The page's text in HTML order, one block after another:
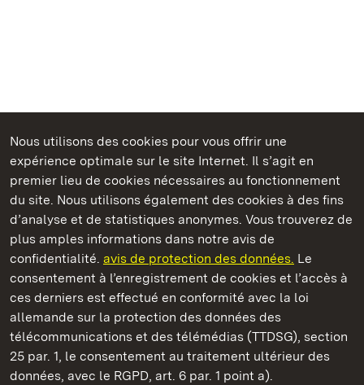
Nous utilisons des cookies pour vous offrir une
expérience optimale sur le site Internet. Il s’agit en
premier lieu de cookies nécessaires au fonctionnement
du site. Nous utilisons également des cookies à des fins
d’analyse et de statistiques anonymes. Vous trouverez de
plus amples informations dans notre avis de
confidentialité. avis de protection des données. Le
consentement à l’enregistrement de cookies et l’accès à
ces derniers est effectué en conformité avec la loi
allemande sur la protection des données des
télécommunications et des télémédias (TTDSG), section
25 par. 1, le consentement au traitement ultérieur des
données, avec le RGPD, art. 6 par. 1 point a).
Châteaux et jardins publics du Bade-Wurtemberg
Monastère de Wiblingen
Châteaux et jardins publics du Bade-Wurtemberg
FAQ et réponsesMentions légalesProtection des données
Explications sur l’accessibilité
BITV-konform (geprüfte Seiten)